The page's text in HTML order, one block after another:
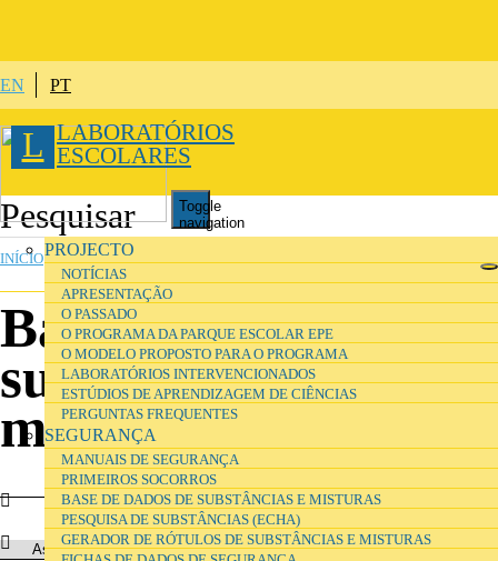
EN PT
L LABORATÓRIOS
ESCOLARES
Toggle
navigation
PROJECTO
NOTÍCIAS
APRESENTAÇÃO
O PASSADO
O PROGRAMA DA PARQUE ESCOLAR EPE
O MODELO PROPOSTO PARA O PROGRAMA
LABORATÓRIOS INTERVENCIONADOS
ESTÚDIOS DE APRENDIZAGEM DE CIÊNCIAS
PERGUNTAS FREQUENTES
SEGURANÇA
MANUAIS DE SEGURANÇA
PRIMEIROS SOCORROS
BASE DE DADOS DE SUBSTÂNCIAS E MISTURAS
PESQUISA DE SUBSTÂNCIAS (ECHA)
GERADOR DE RÓTULOS DE SUBSTÂNCIAS E MISTURAS
ESTÁ AQUI
INÍCIO»SEGURANÇA
Base de dados de
substâncias e
misturas